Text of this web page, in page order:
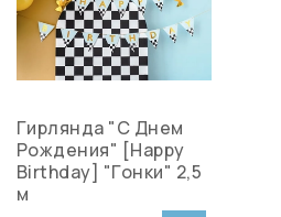
Гирлянда "С Днем
Рождения" [Happy
Birthday] "Гонки" 2,5
м